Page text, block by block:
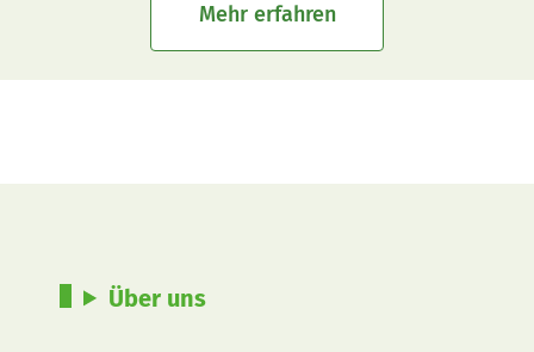
Mehr erfahren
Über uns